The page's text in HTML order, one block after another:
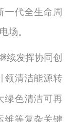
一代全生命周
场。
续发挥协同创
领清洁能源转
绿色清洁可再
维等复杂关键